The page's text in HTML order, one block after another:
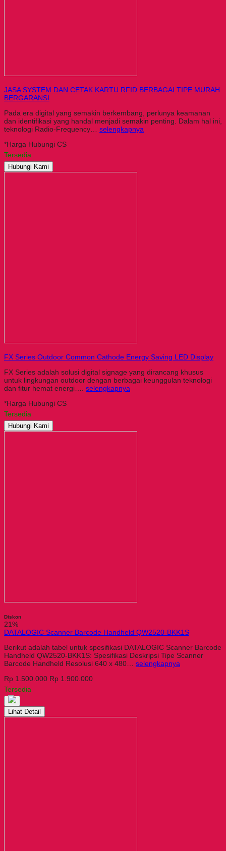
JASA SYSTEM DAN CETAK KARTU RFID BERBAGAI TIPE MURAH
BERGARANSI
Pada era digital yang semakin berkembang, perlunya keamanan
dan identifikasi yang handal menjadi semakin penting. Dalam hal ini,
teknologi Radio-Frequency… selengkapnya
*Harga Hubungi CS
Tersedia
Hubungi Kami
FX Series Outdoor Common Cathode Energy Saving LED Display
FX Series adalah solusi digital signage yang dirancang khusus
untuk lingkungan outdoor dengan berbagai keunggulan teknologi
dan fitur hemat energi…. selengkapnya
*Harga Hubungi CS
Tersedia
Hubungi Kami
Diskon
21%
DATALOGIC Scanner Barcode Handheld QW2520-BKK1S
Berikut adalah tabel untuk spesifikasi DATALOGIC Scanner Barcode
Handheld QW2520-BKK1S: Spesifikasi Deskripsi Tipe Scanner
Barcode Handheld Resolusi 640 x 480… selengkapnya
Rp 1.500.000 Rp 1.900.000
Tersedia
Lihat Detail